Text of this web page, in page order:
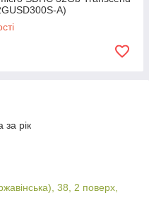
A)
за рік
38, 2 поверх,